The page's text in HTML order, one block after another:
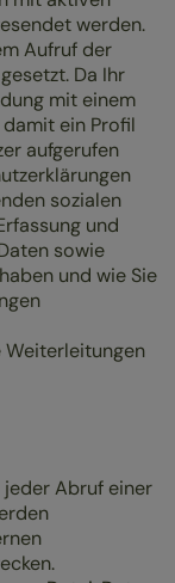
werden.
Aufruf der
Da Ihr
mit einem
ein Profil
aufgerufen
sozialen
und
sowie
und wie Sie
Weiterleitungen
Abruf einer